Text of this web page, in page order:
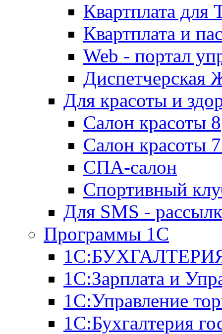
Квартплата
Квартплата и
Web - портал
Для красоты и
Салон красоты 8
Салон красоты
СПА-салон
Спортивный
Для SMS -
Программы 1С
1С:Зарплата и
1С:Управление
1С:Бухгалтерия